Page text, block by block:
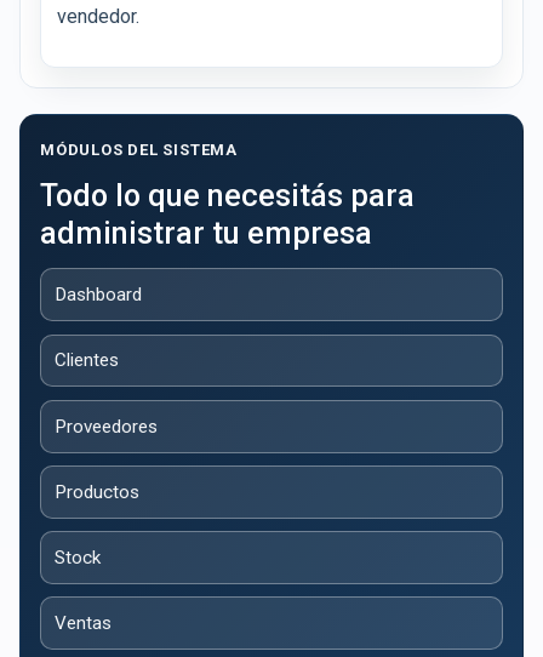
vendedor.
MÓDULOS DEL SISTEMA
Todo lo que necesitás para
administrar tu empresa
Dashboard
Clientes
Proveedores
Productos
Stock
Ventas